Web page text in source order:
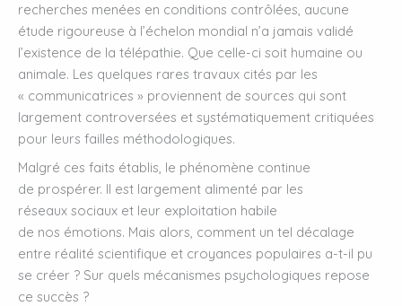
recherches menées en conditions contrôlées, aucune
étude rigoureuse à l’échelon mondial n’a jamais validé
l’existence de la télépathie. Que celle-ci soit humaine ou
animale. Les quelques rares travaux cités par les
« communicatrices » proviennent de sources qui sont
largement controversées et systématiquement critiquées
pour leurs failles méthodologiques.
Malgré ces faits établis, le phénomène continue
de prospérer. Il est largement alimenté par les
réseaux sociaux et leur exploitation habile
de nos émotions. Mais alors, comment un tel décalage
entre réalité scientifique et croyances populaires a-t-il pu
se créer ? Sur quels mécanismes psychologiques repose
ce succès ?